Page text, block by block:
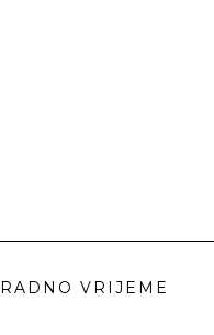
RADNO VRIJEME